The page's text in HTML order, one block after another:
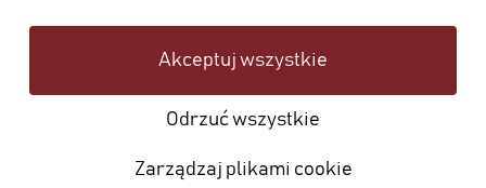
Odrzuć wszystkie
Akceptuj wszystkie
Zarządzaj plikami cookie